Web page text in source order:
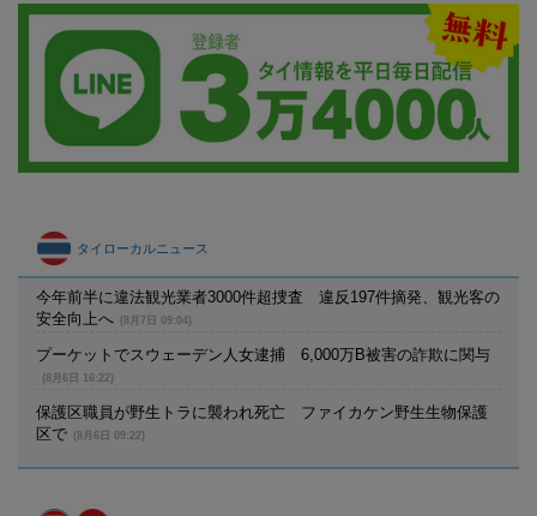
タイローカルニュース
今年前半に違法観光業者3000件超捜査 違反197件摘発、観光客の
安全向上へ
(8月7日 09:04)
プーケットでスウェーデン人女逮捕 6,000万B被害の詐欺に関与
(8月6日 16:22)
保護区職員が野生トラに襲われ死亡 ファイカケン野生生物保護
区で
(8月6日 09:22)